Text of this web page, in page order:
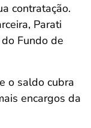
contratação.
Parati
Fundo de
o saldo cubra
encargos da